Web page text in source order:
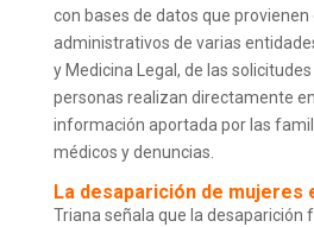
con bases de datos que provienen
administrativos de varias
y Medicina Legal, de las
personas realizan directamente
información aportada por las
médicos y denuncias.
La desaparición de mujeres
Triana señala que la desaparición